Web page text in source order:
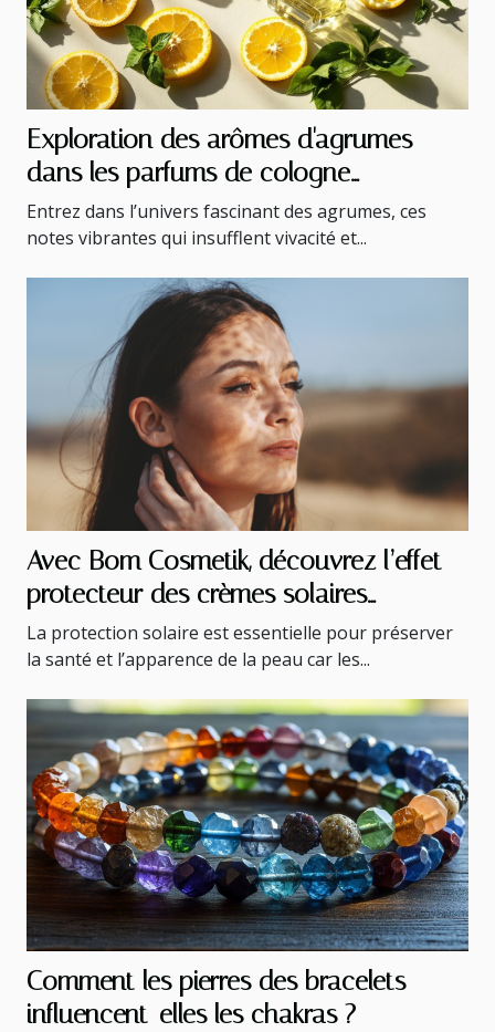
Exploration des arômes d'agrumes
dans les parfums de cologne
classiques
Entrez dans l’univers fascinant des agrumes, ces
notes vibrantes qui insufflent vivacité et...
Avec Bom Cosmetik, découvrez l’effet
protecteur des crèmes solaires
coréennes !
La protection solaire est essentielle pour préserver
la santé et l’apparence de la peau car les...
Comment les pierres des bracelets
influencent-elles les chakras ?